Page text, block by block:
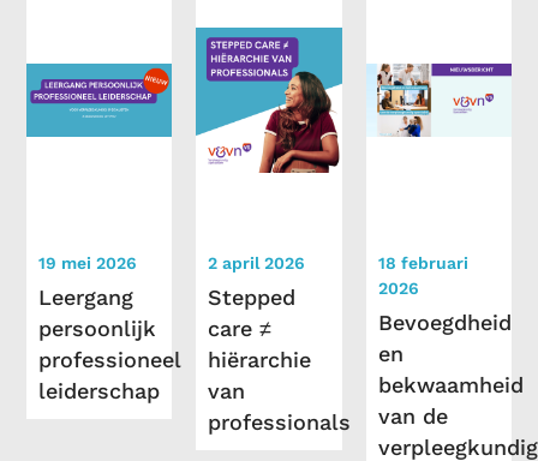
19 mei 2026
Leergang
persoonlijk
professioneel
leiderschap
2 april 2026
Stepped
care ≠
hiërarchie
van
professionals
18 februari
2026
Bevoegdheid
en
bekwaamheid
van de
verpleegkundig